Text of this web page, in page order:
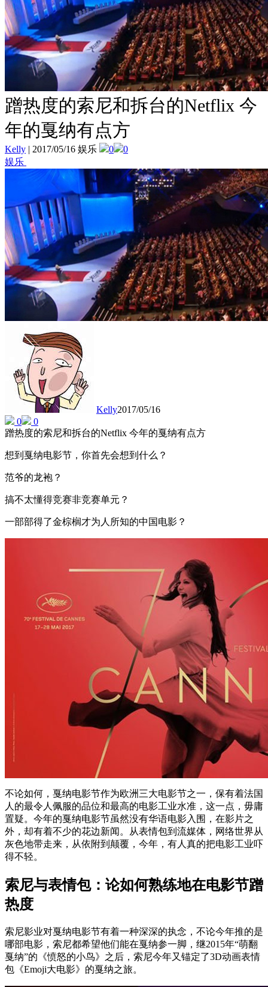
蹭热度的索尼和拆台的Netflix 今
年的戛纳有点方
Kelly | 2017/05/16 娱乐 0
0
娱乐
Kelly2017/05/16
0
0
蹭热度的索尼和拆台的Netflix 今年的戛纳有点方
想到戛纳电影节，你首先会想到什么？
范爷的龙袍？
搞不太懂得竞赛非竞赛单元？
一部部得了金棕榈才为人所知的中国电影？
不论如何，戛纳电影节作为欧洲三大电影节之一，保有着法国
人的最令人佩服的品位和最高的电影工业水准，这一点，毋庸
置疑。今年的戛纳电影节虽然没有华语电影入围，在影片之
外，却有着不少的花边新闻。从表情包到流媒体，网络世界从
灰色地带走来，从依附到颠覆，今年，有人真的把电影工业吓
得不轻。
索尼与表情包：论如何熟练地在电影节蹭
热度
索尼影业对戛纳电影节有着一种深深的执念，不论今年推的是
哪部电影，索尼都希望他们能在戛纳参一脚，继2015年“萌翻
戛纳”的《愤怒的小鸟》之后，索尼今年又锚定了3D动画表情
包《Emoji大电影》的戛纳之旅。